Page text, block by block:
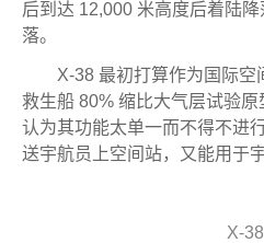
后到达 12,000 米高度后着陆
落。
X-38 最初打算作为国际空
救生船 80% 缩比大气层试验
认为其功能太单一而不得不进
送宇航员上空间站，又能用于
X-38